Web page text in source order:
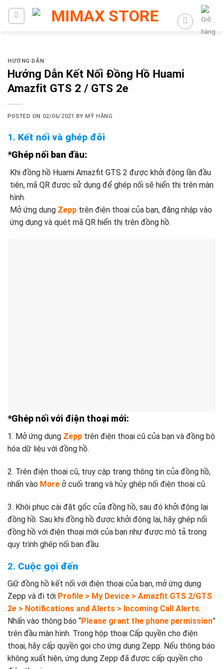
HƯỚNG DẪN
Hướng Dẫn Kết Nối Đồng Hồ Huami
Amazfit GTS 2 / GTS 2e
POSTED ON 02/06/2021 BY MỸ HẰNG
1. Kết nối và ghép đôi
*Ghép nối ban đầu:
Khi đồng hồ Huami Amazfit GTS 2 được khởi động lần đầu
tiên, mã QR được sử dụng để ghép nối sẽ hiển thị trên màn
hình.
Mở ứng dụng Zepptrên điện thoại của bạn, đăng nhập vào
ứng dụng và quét mã QR hiển thị trên đồng hồ.
*Ghép nối với điện thoại mới:
1. Mở ứng dụng Zepp trên điện thoại cũ của bạn và đồng bộ
hóa dữ liệu với đồng hồ.
2. Trên điện thoại cũ, truy cập trang thông tin của đồng hồ,
nhấn vào More ở cuối trang và hủy ghép nối điện thoại cũ.
3. Khôi phục cài đặt gốc của đồng hồ, sau đó khởi động lại
đồng hồ. Sau khi đồng hồ được khởi động lại, hãy ghép nối
đồng hồ với điện thoại mới của bạn như được mô tả trong
quy trình ghép nối ban đầu.
2. Cuộc gọi đến
Giữ đồng hồ kết nối với điện thoại của bạn, mở ứng dụng
Zepp và đi tới Profile > My Device > Amazfit GTS 2/GTS
2e > Notifications and Alerts > Incoming Call Alerts.
Nhấn vào thông báo “Please grant the phone permission”
trên đầu màn hình. Trong hộp thoại Cấp quyền cho điện
thoại, hãy cấp quyền gọi cho ứng dụng Zepp. Nếu thông báo
không xuất hiện, ứng dụng Zepp đã được cấp quyền cho